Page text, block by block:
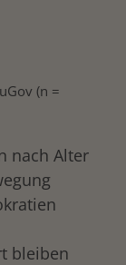
(n =
nach Alter
bleiben